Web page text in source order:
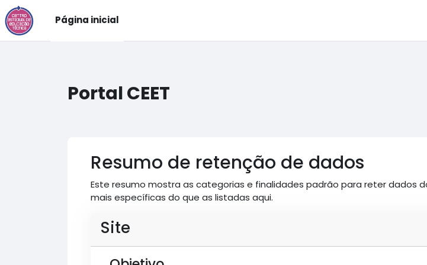
Ir para o conteúdo principal
Página inicial
Portal CEET
Resumo de retenção de dados
Este resumo mostra as categorias e finalidades padrão para reter dados
mais específicas do que as listadas aqui.
Site